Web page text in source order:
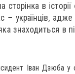
в історії
– українців,
знаходиться в
Іван Дзюба